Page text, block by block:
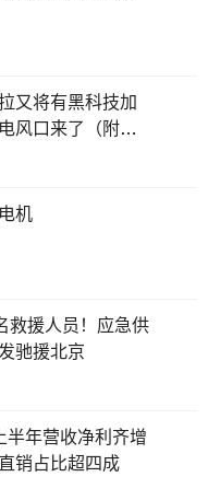
又将有黑科技加
风口来了（附
机
救援人员！应急供
驰援北京
半年营收净利齐增
销占比超四成